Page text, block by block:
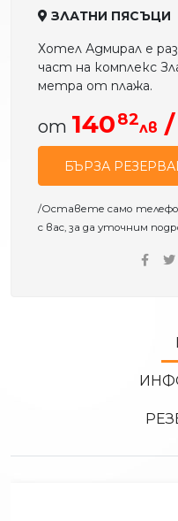
ЗЛАТНИ ПЯСЪЦИ
Хотел Адмирал е
част на комплекс
метра от плажа.
от 14082лв /
БЪРЗА
/Оставете само
с вас, за да уточним